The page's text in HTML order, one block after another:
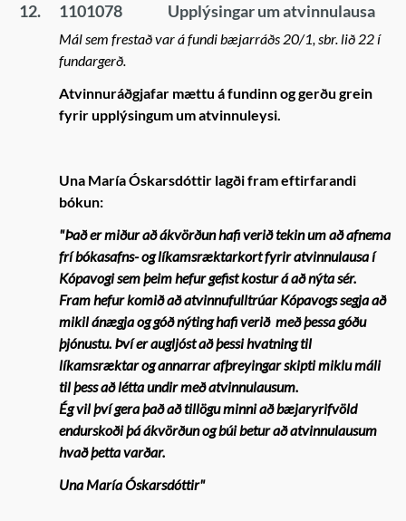
12. 1101078 Upplýsingar um atvinnulausa
Mál sem frestað var á fundi bæjarráðs 20/1, sbr. lið 22 í
fundargerð.
Atvinnuráðgjafar mættu á fundinn og gerðu grein
fyrir upplýsingum um atvinnuleysi.
Una María Óskarsdóttir lagði fram eftirfarandi
bókun:
"Það er miður að ákvörðun hafi verið tekin um að afnema
frí bókasafns- og líkamsræktarkort fyrir atvinnulausa í
Kópavogi sem þeim hefur gefist kostur á að nýta sér.
Fram hefur komið að atvinnufulltrúar Kópavogs segja að
mikil ánægja og góð nýting hafi verið með þessa góðu
þjónustu. Því er augljóst að þessi hvatning til
líkamsræktar og annarrar afþreyingar skipti miklu máli
til þess að létta undir með atvinnulausum.
Ég vil því gera það að tillögu minni að bæjaryrifvöld
endurskoði þá ákvörðun og búi betur að atvinnulausum
hvað þetta varðar.
Una María Óskarsdóttir"